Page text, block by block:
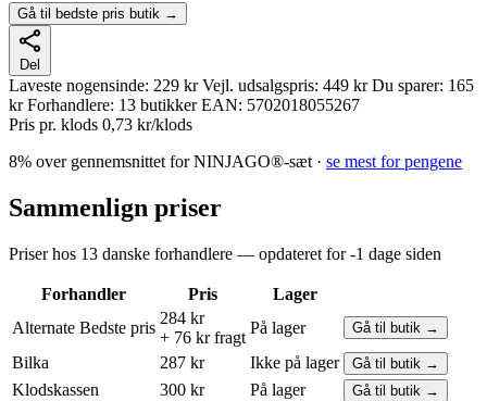
Gå til bedste pris butik →
Del
Laveste nogensinde: 229 kr Vejl. udsalgspris: 449 kr Du sparer: 165
kr Forhandlere: 13 butikker EAN: 5702018055267
Pris pr. klods 0,73 kr/klods
8% over gennemsnittet for NINJAGO®-sæt · se mest for pengene
Sammenlign priser
Priser hos 13 danske forhandlere — opdateret for -1 dage siden
Forhandler Pris
Lager
Alternate Bedste pris
284 kr
+ 76 kr fragt
På lager Gå til butik →
Bilka 287 kr Ikke på lager Gå til butik →
Klodskassen 300 kr På lager Gå til butik →